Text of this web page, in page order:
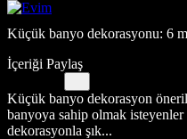
Küçük banyo dekorasyonu: 6
İçeriği Paylaş
Küçük banyo dekorasyon
banyoya sahip olmak
dekorasyonla şık...